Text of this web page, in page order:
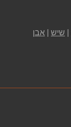
שיש
אבן